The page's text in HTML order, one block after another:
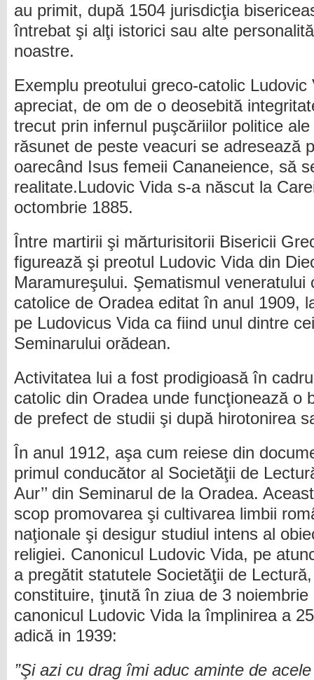
au primit, după 1504 jurisdicţia
întrebat şi alţi istorici sau alte
noastre.
Exemplu preotului greco-catolic
apreciat, de om de o deosebită
trecut prin infernul puşcăriilor politice ale
răsunet de peste veacuri se adresează
oarecând Isus femeii Cananeience, să
realitate.Ludovic Vida s-a născut la
octombrie 1885.
Între martirii şi mărturisitorii Bisericii
figurează şi preotul Ludovic Vida din
Maramureşului. Şematismul veneratului
catolice de Oradea editat în anul 1909,
pe Ludovicus Vida ca fiind unul dintre
Seminarului orădean.
Activitatea lui a fost prodigioasă în
catolic din Oradea unde funcţionează o
de prefect de studii şi după hirotonirea
În anul 1912, aşa cum reiese din
primul conducător al Societăţii de
Aur’’ din Seminarul de la Oradea.
scop promovarea şi cultivarea limbii
naţionale şi desigur studiul intens al
religiei. Canonicul Ludovic Vida, pe
a pregătit statutele Societăţii de
constituire, ţinută în ziua de 3
canonicul Ludovic Vida la împlinirea a
adică in 1939:
’’Şi azi cu drag îmi aduc aminte de